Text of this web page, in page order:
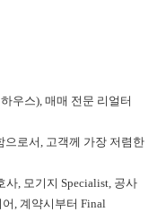
우스), 매매 전문 리얼터
으로서, 고객께 가장 저렴한
, 모기지 Specialist, 공사
어, 계약시부터 Final